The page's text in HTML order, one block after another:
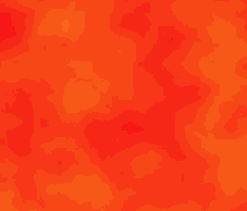
您带来趣味时事、笑话集锦、家庭生